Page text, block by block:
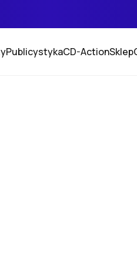
PublicystykaCD-ActionSklep